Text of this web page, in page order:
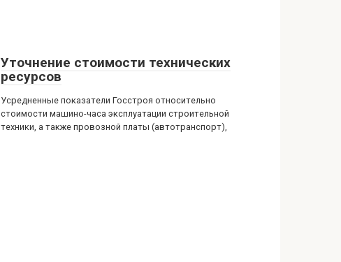
Уточнение стоимости технических
ресурсов
Усредненные показатели Госстроя относительно
стоимости машино-часа эксплуатации строительной
техники, а также провозной платы (автотранспорт),